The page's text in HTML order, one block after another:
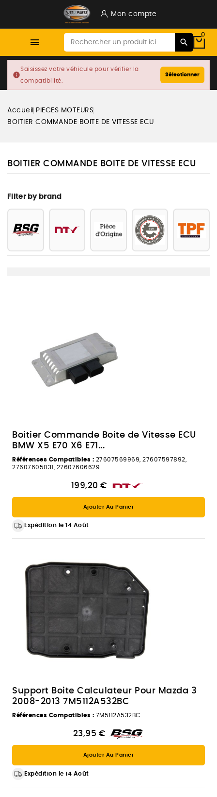
Mon compte

0
info
Saisissez votre véhicule pour vérifier la
compatibilité.
Sélectionner
Accueil
PIECES MOTEURS
BOITIER COMMANDE BOITE DE VITESSE ECU
BOITIER COMMANDE BOITE DE VITESSE ECU
Filter by brand
Boitier Commande Boite de Vitesse ECU
BMW X5 E70 X6 E71...
Références Compatibles : 27607569969, 27607597892,
27607605031, 27607606629
199,20 €
Ajouter Au Panier
Expédition le 14 Août
Support Boite Calculateur Pour Mazda 3
2008-2013 7M5112A532BC
Références Compatibles : 7M5112A532BC
23,95 €
Ajouter Au Panier
Expédition le 14 Août